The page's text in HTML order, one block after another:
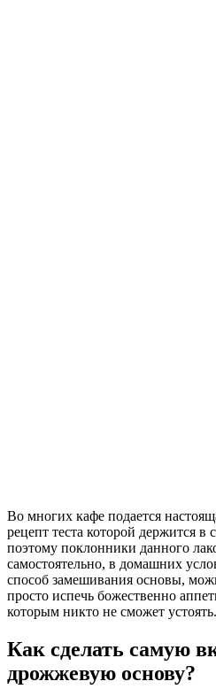
Во многих кафе подается
рецепт теста которой держится в
поэтому поклонники данного
самостоятельно, в домашних
способ замешивания основы,
просто испечь божественно
которым никто не сможет устоять.
Как сделать самую
дрожжевую основу?